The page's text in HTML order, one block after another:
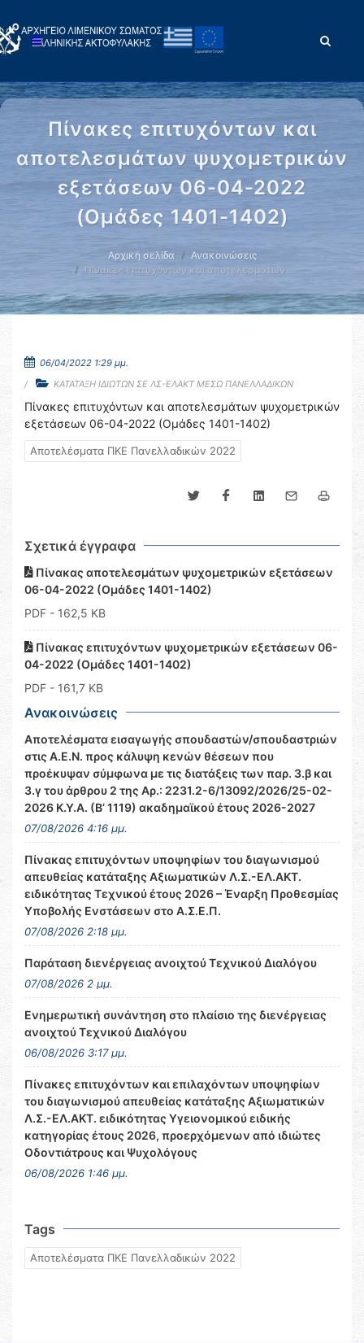
Πίνακες επιτυχόντων και
αποτελεσμάτων ψυχομετρικών
εξετάσεων 06-04-2022
(Ομάδες 1401-1402)
Αρχική σελίδα
Ανακοινώσεις
Πίνακες επιτυχόντων και αποτελεσμάτων …
06/04/2022 1:29 μμ.
ΚΑΤΑΤΑΞΗ ΙΔΙΩΤΩΝ ΣΕ ΛΣ-ΕΛΑΚΤ ΜΕΣΩ ΠΑΝΕΛΛΑΔΙΚΩΝ
Πίνακες επιτυχόντων και αποτελεσμάτων ψυχομετρικών
εξετάσεων 06-04-2022 (Ομάδες 1401-1402)
Αποτελέσματα ΠΚΕ Πανελλαδικών 2022
Σχετικά έγγραφα
Πίνακας αποτελεσμάτων ψυχομετρικών εξετάσεων
06-04-2022 (Ομάδες 1401-1402)
PDF - 162,5 KB
Πίνακας επιτυχόντων ψυχομετρικών εξετάσεων 06-
04-2022 (Ομάδες 1401-1402)
PDF - 161,7 KB
Ανακοινώσεις
Αποτελέσματα εισαγωγής σπουδαστών/σπουδαστριών
στις Α.Ε.Ν. προς κάλυψη κενών θέσεων που
προέκυψαν σύμφωνα με τις διατάξεις των παρ. 3.β και
3.γ του άρθρου 2 της Αρ.: 2231.2-6/13092/2026/25-02-
2026 Κ.Υ.Α. (Β’ 1119) ακαδημαϊκού έτους 2026-2027
07/08/2026 4:16 μμ.
Πίνακας επιτυχόντων υποψηφίων του διαγωνισμού
απευθείας κατάταξης Αξιωματικών Λ.Σ.-ΕΛ.ΑΚΤ.
ειδικότητας Τεχνικού έτους 2026 – Έναρξη Προθεσμίας
Υποβολής Ενστάσεων στο Α.Σ.Ε.Π.
07/08/2026 2:18 μμ.
Παράταση διενέργειας ανοιχτού Τεχνικού Διαλόγου
07/08/2026 2 μμ.
Ενημερωτική συνάντηση στο πλαίσιο της διενέργειας
ανοιχτού Τεχνικού Διαλόγου
06/08/2026 3:17 μμ.
Πίνακες επιτυχόντων και επιλαχόντων υποψηφίων
του διαγωνισμού απευθείας κατάταξης Αξιωματικών
Λ.Σ.-ΕΛ.ΑΚΤ. ειδικότητας Υγειονομικού ειδικής
κατηγορίας έτους 2026, προερχόμενων από ιδιώτες
Οδοντιάτρους και Ψυχολόγους
06/08/2026 1:46 μμ.
Tags
Αποτελέσματα ΠΚΕ Πανελλαδικών 2022